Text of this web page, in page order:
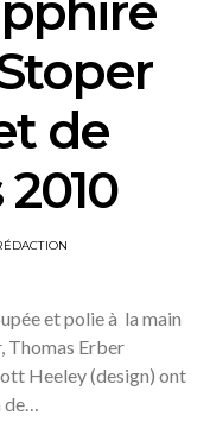
de
et polie à la main
Thomas Erber
Heeley (design) ont
de…